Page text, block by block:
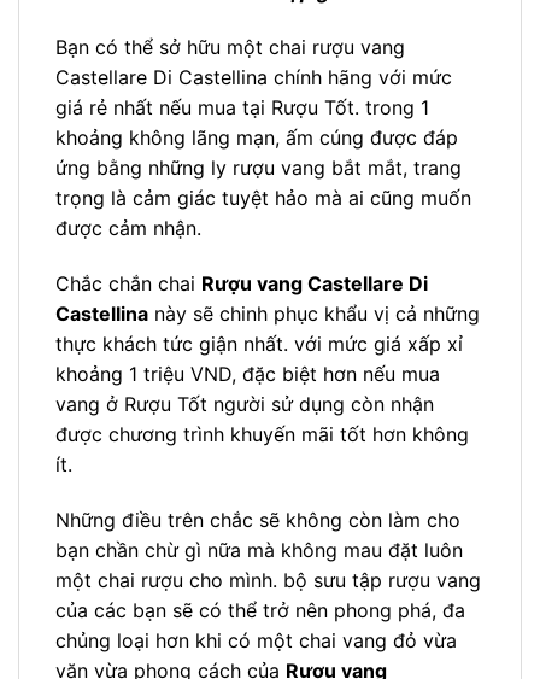
Bạn có thể sở hữu một chai rượu vang
Castellare Di Castellina chính hãng với mức
giá rẻ nhất nếu mua tại Rượu Tốt. trong 1
khoảng không lãng mạn, ấm cúng được đáp
ứng bằng những ly rượu vang bắt mắt, trang
trọng là cảm giác tuyệt hảo mà ai cũng muốn
được cảm nhận.
Chắc chắn chai Rượu vang Castellare Di
Castellina này sẽ chinh phục khẩu vị cả những
thực khách tức giận nhất. với mức giá xấp xỉ
khoảng 1 triệu VND, đặc biệt hơn nếu mua
vang ở Rượu Tốt người sử dụng còn nhận
được chương trình khuyến mãi tốt hơn không
ít.
Những điều trên chắc sẽ không còn làm cho
bạn chần chừ gì nữa mà không mau đặt luôn
một chai rượu cho mình. bộ sưu tập rượu vang
của các bạn sẽ có thể trở nên phong phá, đa
chủng loại hơn khi có một chai vang đỏ vừa
vặn vừa phong cách của Rượu vang